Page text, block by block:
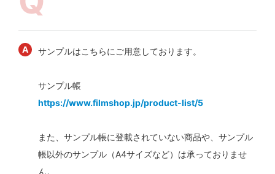
サンプルはこちらにご用意しております。
サンプル帳
https://www.filmshop.jp/product-list/5
また、サンプル帳に登載されていない商品や、サンプル
帳以外のサンプル（A4サイズなど）は承っておりませ
ん。